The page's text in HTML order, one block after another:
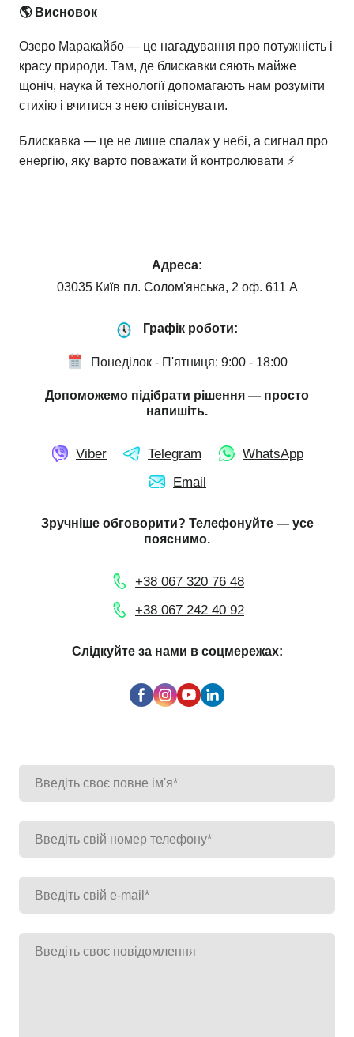
🌎 Висновок
Озеро Маракайбо — це нагадування про потужність і
красу природи. Там, де блискавки сяють майже
щоніч, наука й технології допомагають нам розуміти
стихію і вчитися з нею співіснувати.
Блискавка — це не лише спалах у небі, а сигнал про
енергію, яку варто поважати й контролювати ⚡
Адреса:
03035 Київ пл. Солом'янська, 2 оф. 611 А
Графік роботи:
Понеділок - П'ятниця: 9:00 - 18:00
Допоможемо підібрати рішення — просто
напишіть.
Viber Telegram
WhatsApp
Email
Зручніше обговорити? Телефонуйте — усе
пояснимо.
+38 067 320 76 48
+38 067 242 40 92
Слідкуйте за нами в соцмережах: